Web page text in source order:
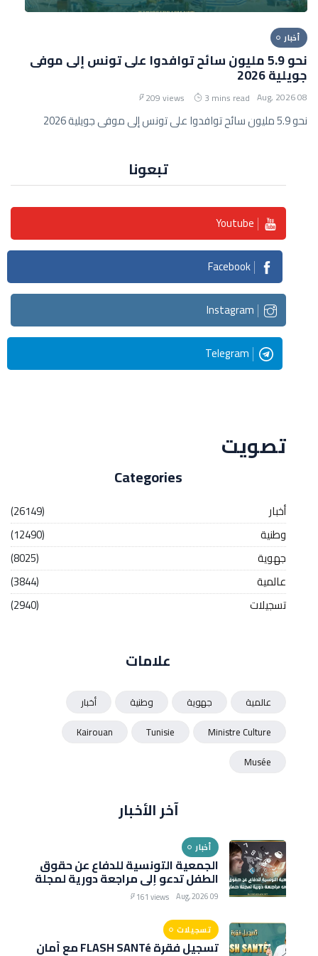
أخبار
نحو 5.9 مليون سائح توافدوا على تونس إلى موفى
جويلية 2026
08 Aug, 2026
3 mins read
209 views
نحو 5.9 مليون سائح توافدوا على تونس إلى موفى جويلية 2026
تبعونا
Youtube
Facebook
Instagram
Telegram
تصويت
Categories
أخبار
(26149)
وطنية
(12490)
جهوية
(8025)
عالمية
(3844)
تسجيلات
(2940)
علامات
عالمية جهوية وطنية
أخبار
Ministre Culture
Tunisie
Kairouan
Musée
آخر الأخبار
أخبار
الجمعية التونسية للدفاع عن حقوق
الطفل تدعو إلى مراجعة دورية لمجلة
حماية الطفل
09 Aug, 2026
161 views
تسجيلات
تسجيل فقرة FLASH SANTé مع أمان